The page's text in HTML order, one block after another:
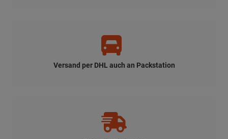
Versand per DHL auch an Packstation